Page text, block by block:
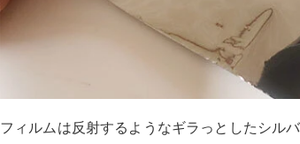
フィルムは反射するようなギラっとしたシル